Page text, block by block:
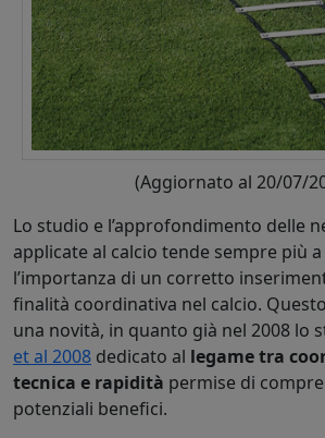
(Aggiornato al 20/07/
Lo studio e l’approfondimento delle
applicate al calcio tende sempre più
l’importanza di un corretto
finalità coordinativa nel calcio.
una novità, in quanto già nel 2008 lo
et al 2008 dedicato al legame tra
tecnica e rapidità permise di
potenziali benefici.